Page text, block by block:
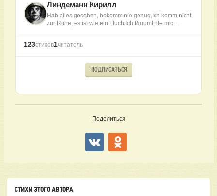
Линдеманн Кирилл
Hab alles gesehen, bekomm nie genug,Ich komm nicht
zur Ruhe, es ist wie ein Fluch.Ich f&uuml;hle mic…
123стихов1читатель
ПОДПИСАТЬСЯ
Поделиться
СТИХИ ЭТОГО АВТОРА